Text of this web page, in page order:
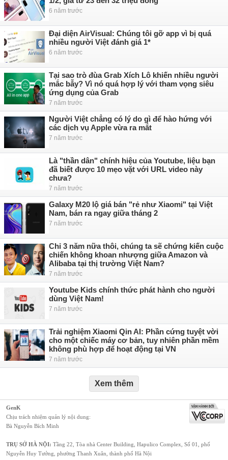
6 năm trước
Đại diện AirVisual: Chúng tôi gỡ app vì bị quá
nhiều người Việt đánh giá 1*
6 năm trước
Tại sao trò đùa Grab Xích Lô khiến nhiều người
mắc bẫy? Vì nó quá hợp lý với tham vọng siêu
ứng dụng của Grab
7 năm trước
Người Việt chẳng có lý do gì để hào hứng với
các dịch vụ Apple vừa ra mắt
7 năm trước
Là "thần dân" chính hiệu của Youtube, liệu bạn
đã biết được 10 mẹo vặt với URL video này
chưa?
7 năm trước
Galaxy M20 lộ giá bán "rẻ như Xiaomi" tại Việt
Nam, bán ra ngay giữa tháng 2
7 năm trước
Chỉ 3 năm nữa thôi, chúng ta sẽ chứng kiến cuộc
chiến không khoan nhượng giữa Amazon và
Alibaba tại thị trường Việt Nam?
7 năm trước
Youtube Kids chính thức phát hành cho người
dùng Việt Nam!
7 năm trước
Trải nghiệm Xiaomi Qin AI: Phần cứng tuyệt vời
cho một chiếc máy cơ bản, tuy nhiên phần mềm
không phù hợp để hoạt động tại VN
7 năm trước
Xem thêm
GenK
Chịu trách nhiệm quản lý nội dung:
Bà Nguyễn Bích Minh
TRỤ SỞ HÀ NỘI: Tầng 22, Tòa nhà Center Building, Hapulico Complex, Số 01, phố
Nguyễn Huy Tưởng, phường Thanh Xuân, thành phố Hà Nội